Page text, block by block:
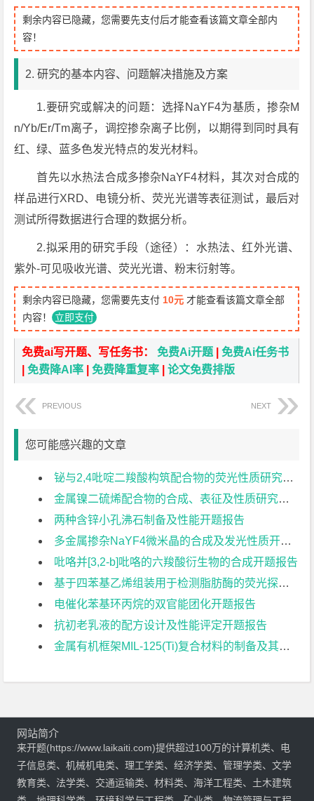
剩余内容已隐藏，您需要先支付后才能查看该篇文章全部内
容！
2. 研究的基本内容、问题解决措施及方案
1.要研究或解决的问题：选择NaYF4为基质，掺杂M
n/Yb/Er/Tm离子，调控掺杂离子比例，以期得到同时具有
红、绿、蓝多色发光特点的发光材料。
首先以水热法合成多掺杂NaYF4材料，其次对合成的
样品进行XRD、电镜分析、荧光光谱等表征测试，最后对
测试所得数据进行合理的数据分析。
2.拟采用的研究手段（途径）：水热法、红外光谱、
紫外-可见吸收光谱、荧光光谱、粉末衍射等。
剩余内容已隐藏，您需要先支付 10元 才能查看该篇文章全部
内容！ 立即支付
免费ai写开题、写任务书：免费Ai开题 |免费Ai任务书
|免费降AI率 |免费降重复率 |论文免费排版
PREVIOUS NEXT
您可能感兴趣的文章
铋与2,4吡啶二羧酸构筑配合物的荧光性质研究开题报告
金属镍二硫烯配合物的合成、表征及性质研究开题报告
两种含锌小孔沸石制备及性能开题报告
多金属掺杂NaYF4微米晶的合成及发光性质开题报告
吡咯并[3,2-b]吡咯的六羧酸衍生物的合成开题报告
基于四苯基乙烯组装用于检测脂肪酶的荧光探针开题报告
电催化苯基环丙烷的双官能团化开题报告
抗初老乳液的配方设计及性能评定开题报告
金属有机框架MIL-125(Ti)复合材料的制备及其用于光催化性能的研究开题报告
网站简介
来开题(https://www.laikaiti.com)提供超过100万的计算机类、电
子信息类、机械机电类、理工学类、经济学类、管理学类、文学
教育类、法学类、交通运输类、材料类、海洋工程类、土木建筑